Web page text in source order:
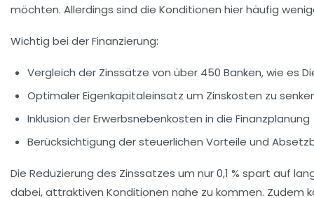
möchten. Allerdings sind die Konditionen hier häufig
Wichtig bei der Finanzierung:
Vergleich der Zinssätze von über 450 Banken, wie es
Optimaler Eigenkapitaleinsatz um Zinskosten zu
Inklusion der Erwerbsnebenkosten in die Finanzplanung
Berücksichtigung der steuerlichen Vorteile und
Die Reduzierung des Zinssatzes um nur 0,1 % spart auf
dabei, attraktiven Konditionen nahe zu kommen. Zudem